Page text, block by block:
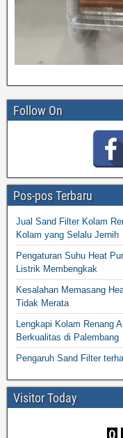
Follow On
Pos-pos Terbaru
Jual Sand Filter Kolam
Kolam yang Selalu Jernih
Pengaturan Suhu Heat
Listrik Membengkak
Kesalahan Memasang
Tidak Merata
Lengkapi Kolam Renang
Berkualitas di Palembang
Pengaruh Sand Filter
Visitor Today